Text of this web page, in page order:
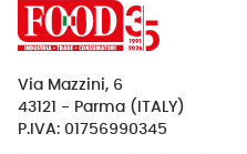
Via Mazzini, 6
43121 - Parma (ITALY)
P.IVA: 01756990345